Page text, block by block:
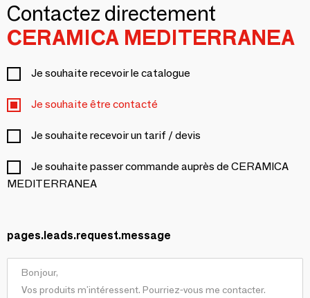
Contactez directement
CERAMICA MEDITERRANEA
Je souhaite recevoir le catalogue
Je souhaite être contacté
Je souhaite recevoir un tarif / devis
Je souhaite passer commande auprès de CERAMICA
MEDITERRANEA
pages.leads.request.message